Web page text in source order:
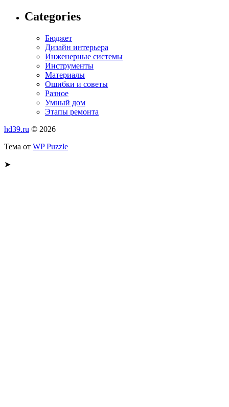
Categories
Бюджет
Дизайн интерьера
Инженерные системы
Инструменты
Материалы
Ошибки и советы
Разное
Умный дом
Этапы ремонта
hd39.ru © 2026
Тема от WP Puzzle
➤